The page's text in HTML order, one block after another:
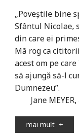
„Poveştile bine
Sfântul Nicolae,
din care ei
Mă rog ca
acest om pe
să ajungă să-l
Dumnezeu”.
Jane MEYER,
mai mult +